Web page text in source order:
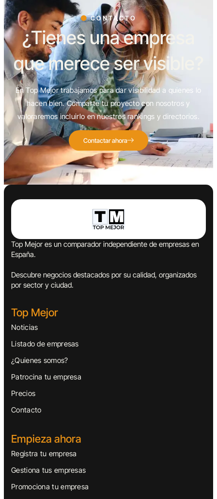
CONTACTO
¿Tienes una empresa
que merece ser visible?
En Top Mejor trabajamos para dar visibilidad a quienes lo
hacen bien. Comparte tu proyecto con nosotros y
valoraremos incluirlo en nuestros rankings y directorios.
Contactar ahora
Top Mejor es un comparador independiente de empresas en
España.
Descubre negocios destacados por su calidad, organizados
por sector y ciudad.
Top Mejor
Noticias
Listado de empresas
¿Quienes somos?
Patrocina tu empresa
Precios
Contacto
Empieza ahora
Registra tu empresa
Gestiona tus empresas
Promociona tu empresa